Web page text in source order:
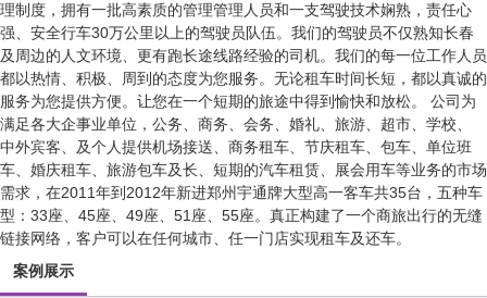
理制度，拥有一批高素质的管理管理人员和一支驾驶技术娴熟，责任心
强、安全行车30万公里以上的驾驶员队伍。我们的驾驶员不仅熟知长春
及周边的人文环境、更有跑长途线路经验的司机。我们的每一位工作人员
都以热情、积极、周到的态度为您服务。无论租车时间长短，都以真诚的
服务为您提供方便。让您在一个短期的旅途中得到愉快和放松。 公司为
满足各大企事业单位，公务、商务、会务、婚礼、旅游、超市、学校、
中外宾客、及个人提供机场接送、商务租车、节庆租车、包车、单位班
车、婚庆租车、旅游包车及长、短期的汽车租赁、展会用车等业务的市场
需求，在2011年到2012年新进郑州宇通牌大型高一客车共35台，五种车
型：33座、45座、49座、51座、55座。真正构建了一个商旅出行的无缝
链接网络，客户可以在任何城市、任一门店实现租车及还车。
案例展示